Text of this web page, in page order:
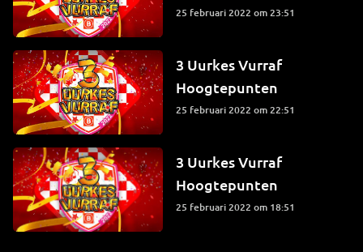
25 februari 2022 om 23:51
3 Uurkes Vurraf
Hoogtepunten
25 februari 2022 om 22:51
3 Uurkes Vurraf
Hoogtepunten
25 februari 2022 om 18:51